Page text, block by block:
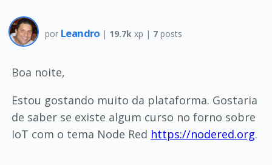
por Leandro | 19.7k xp | 7 posts
Boa noite,
Estou gostando muito da plataforma. Gostaria
de saber se existe algum curso no forno sobre
IoT com o tema Node Red https://nodered.org.